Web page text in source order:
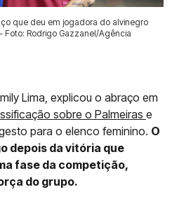
que deu em jogadora do alvinegro
Rodrigo Gazzanel/Agência
Lima, explicou o abraço em
sobre o Palmeiras e
para o elenco feminino. O
depois da vitória que
fase da competição,
do grupo.